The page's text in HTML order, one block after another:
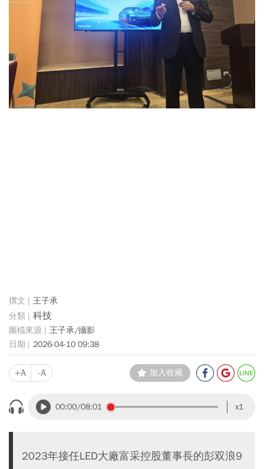
王子承
科技
王子承/攝影
2026-04-10 09:38
+A -A 加入收藏
00:00/08:01 x1
2023年接任LED大廠富采控股董事長的彭双浪9